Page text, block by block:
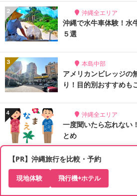
沖縄全エリア
沖縄で水牛車体験！水
５選
本島中部
アメリカンビレッジの
り！目的別おすすめも
沖縄全エリア
一度聞いたら忘れない
とめ
那覇市内
那覇空港の保安検査場
気になるゲート先を調査
【PR】沖縄旅行を比較・予約
現地体験 飛行機+ホテル